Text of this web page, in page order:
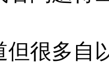
但很多自